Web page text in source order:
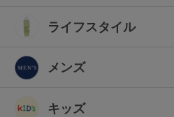
ライフスタイル
メンズ
キッズ